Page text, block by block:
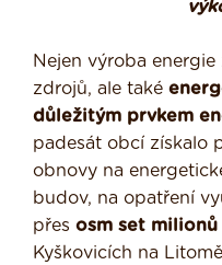
Nejen výroba
zdrojů, ale také
důležitým prvkem
padesát obcí získalo
obnovy na
budov, na opatření
přes osm set milionů
Kyškovicích na